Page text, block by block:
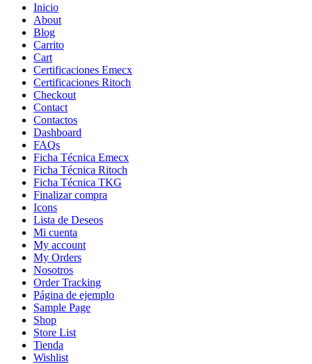
Inicio
About
Blog
Carrito
Cart
Certificaciones Emecx
Certificaciones Ritoch
Checkout
Contact
Contactos
Dashboard
FAQs
Ficha Técnica Emecx
Ficha Técnica Ritoch
Ficha Técnica TKG
Finalizar compra
Icons
Lista de Deseos
Mi cuenta
My account
My Orders
Nosotros
Order Tracking
Página de ejemplo
Sample Page
Shop
Store List
Tienda
Wishlist